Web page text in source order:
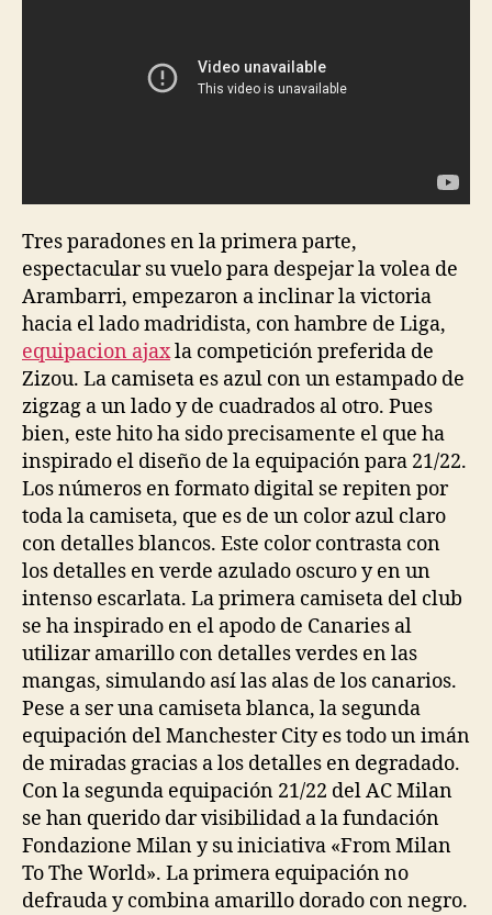
Tres paradones en la primera parte,
espectacular su vuelo para despejar la volea de
Arambarri, empezaron a inclinar la victoria
hacia el lado madridista, con hambre de Liga,
equipacion ajaxla competición preferida de
Zizou. La camiseta es azul con un estampado de
zigzag a un lado y de cuadrados al otro. Pues
bien, este hito ha sido precisamente el que ha
inspirado el diseño de la equipación para 21/22.
Los números en formato digital se repiten por
toda la camiseta, que es de un color azul claro
con detalles blancos. Este color contrasta con
los detalles en verde azulado oscuro y en un
intenso escarlata. La primera camiseta del club
se ha inspirado en el apodo de Canaries al
utilizar amarillo con detalles verdes en las
mangas, simulando así las alas de los canarios.
Pese a ser una camiseta blanca, la segunda
equipación del Manchester City es todo un imán
de miradas gracias a los detalles en degradado.
Con la segunda equipación 21/22 del AC Milan
se han querido dar visibilidad a la fundación
Fondazione Milan y su iniciativa «From Milan
To The World». La primera equipación no
defrauda y combina amarillo dorado con negro.